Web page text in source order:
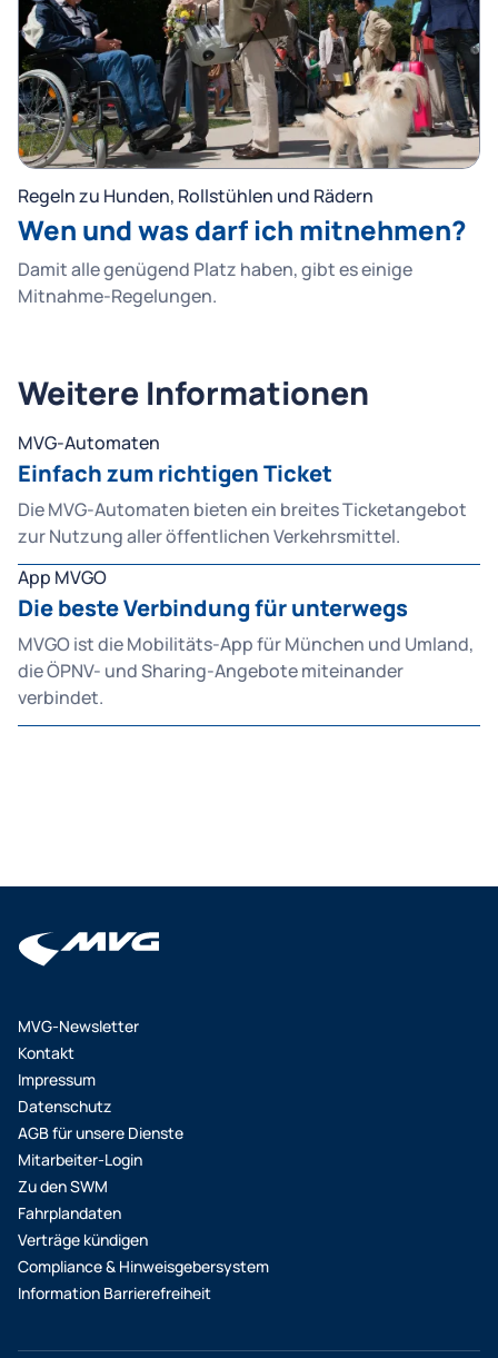
Regeln zu Hunden, Rollstühlen und Rädern
Wen und was darf ich mitnehmen?
Damit alle genügend Platz haben, gibt es einige
Mitnahme-Regelungen.
Weitere Informationen
MVG-Automaten
Einfach zum richtigen Ticket
Die MVG-Automaten bieten ein breites Ticketangebot
zur Nutzung aller öffentlichen Verkehrsmittel.
App MVGO
Die beste Verbindung für unterwegs
MVGO ist die Mobilitäts-App für München und Umland,
die ÖPNV- und Sharing-Angebote miteinander
verbindet.
MVG-Newsletter
Kontakt
Impressum
Datenschutz
AGB für unsere Dienste
Mitarbeiter-Login
Zu den SWM
Fahrplandaten
Verträge kündigen
Compliance & Hinweisgebersystem
Information Barrierefreiheit